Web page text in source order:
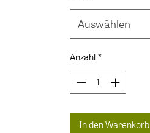
Auswählen
Anzahl*
In den Warenkorb